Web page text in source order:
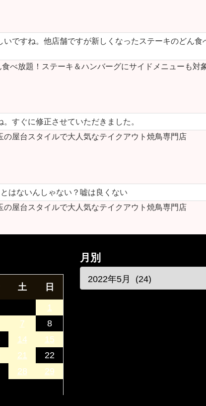
ですね。他店舗ですが新しくなったステーキのどん
べ放題！ステーキ＆ハンバーグにサイドメニューも対
すぐに修正させていただきました。
屋台スタイルで大人気なテイクアウト焼鳥専門店
はないんしゃない？嘘は良くない
屋台スタイルで大人気なテイクアウト焼鳥専門店
土 日
1
7
8
14
15
21
22
28
29
月別